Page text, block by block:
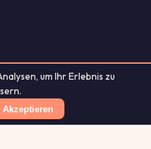
um Ihr Erlebnis zu
Akzeptieren